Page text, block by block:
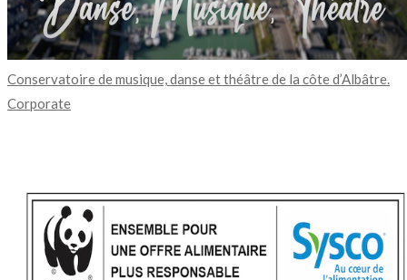
Conservatoire de musique, danse et théâtre de la côte d’Albâtre.
Corporate